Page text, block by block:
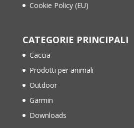
Cookie Policy (EU)
CATEGORIE PRINCIPALI
Caccia
Prodotti per animali
Outdoor
Garmin
Downloads